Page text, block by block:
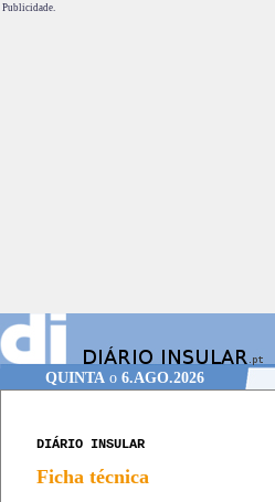
Publicidade.
QUINTAo 6.AGO.2026
DIÁRIO INSULAR
Ficha técnica